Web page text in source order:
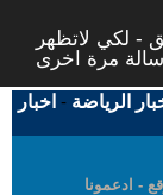
- لكي لاتظهر
الرياضة - اخبار
- ادعمونا